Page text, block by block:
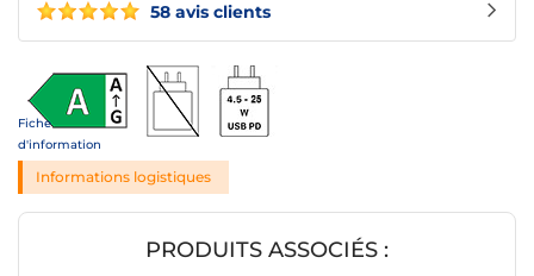
58 avis clients
Fiche
d'information
Informations logistiques
PRODUITS ASSOCIÉS :